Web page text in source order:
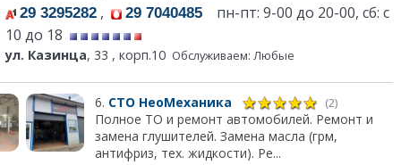
29 3295282 , 29 7040485 пн-пт: 9-00 до 20-00, сб: с
10 до 18
ул. Казинца, 33 , корп.10 Обслуживаем: Любые
6. СТО НеоМеханика (2)
Полное ТО и ремонт автомобилей. Ремонт и
замена глушителей. Замена масла (грм,
антифриз, тех. жидкости). Ре...